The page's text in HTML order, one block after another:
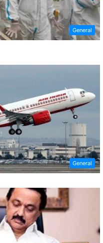
General
General